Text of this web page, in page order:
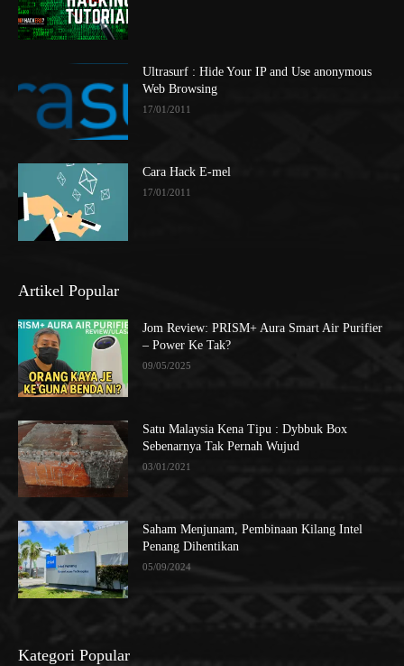
Ultrasurf : Hide Your IP and Use anonymous
Web Browsing
17/01/2011
Cara Hack E-mel
17/01/2011
Artikel Popular
Jom Review: PRISM+ Aura Smart Air Purifier
– Power Ke Tak?
09/05/2025
Satu Malaysia Kena Tipu : Dybbuk Box
Sebenarnya Tak Pernah Wujud
03/01/2021
Saham Menjunam, Pembinaan Kilang Intel
Penang Dihentikan
05/09/2024
Kategori Popular